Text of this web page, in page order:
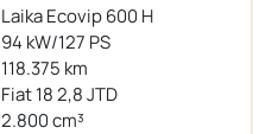
Laika Ecovip 600 H
94 kW/127 PS
118.375 km
Fiat 18 2,8 JTD
2.800 cm³